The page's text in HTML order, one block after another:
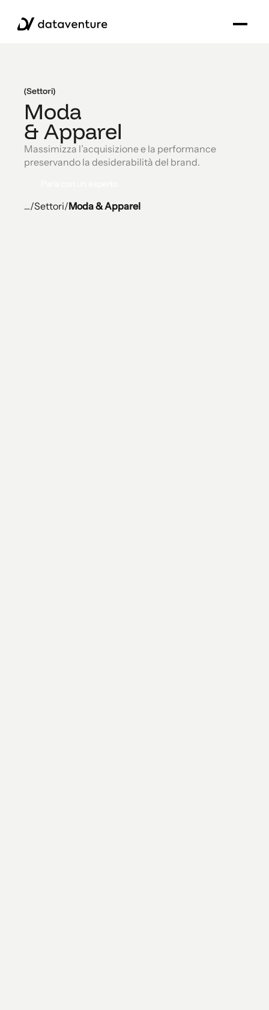
(Settori)
Moda
& Apparel
Massimizza l’acquisizione e la performance
preservando la desiderabilità del brand.
.../Settori/Moda & Apparel